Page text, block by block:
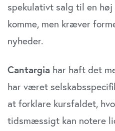
spekulativt salg til en
komme, men kræver
nyheder.
Cantargia har haft det
har været
at forklare kursfaldet,
tidsmæssigt kan notere